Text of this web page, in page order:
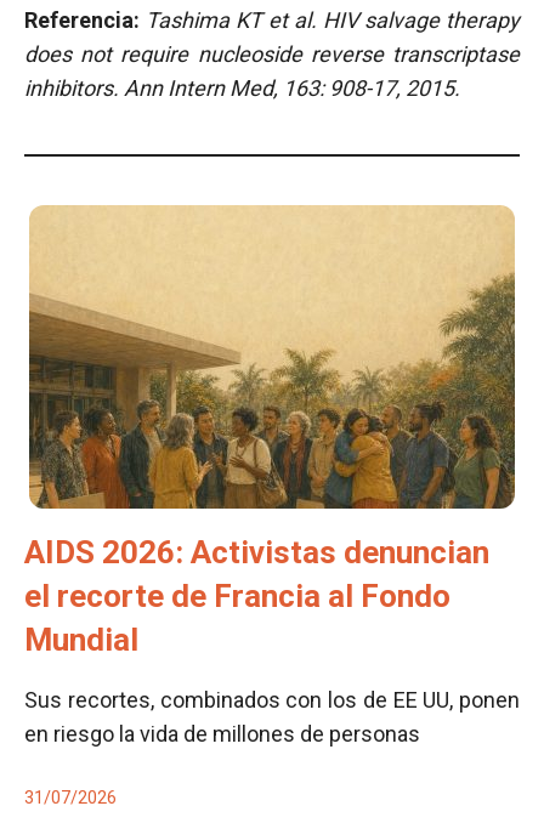
Referencia: Tashima KT et al. HIV salvage therapy
does not require nucleoside reverse transcriptase
inhibitors. Ann Intern Med, 163: 908-17, 2015.
AIDS 2026: Activistas denuncian
el recorte de Francia al Fondo
Mundial
Sus recortes, combinados con los de EE UU, ponen
en riesgo la vida de millones de personas
31/07/2026